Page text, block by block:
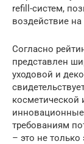
refill-систем,
воздействие
Согласно
представлен
уходовой и
косметической
требованиям
– это не